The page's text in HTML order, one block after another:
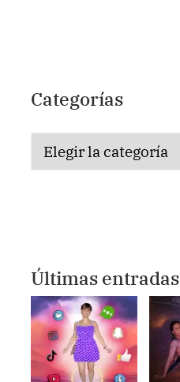
Categorías
Categorías
Últimas entradas